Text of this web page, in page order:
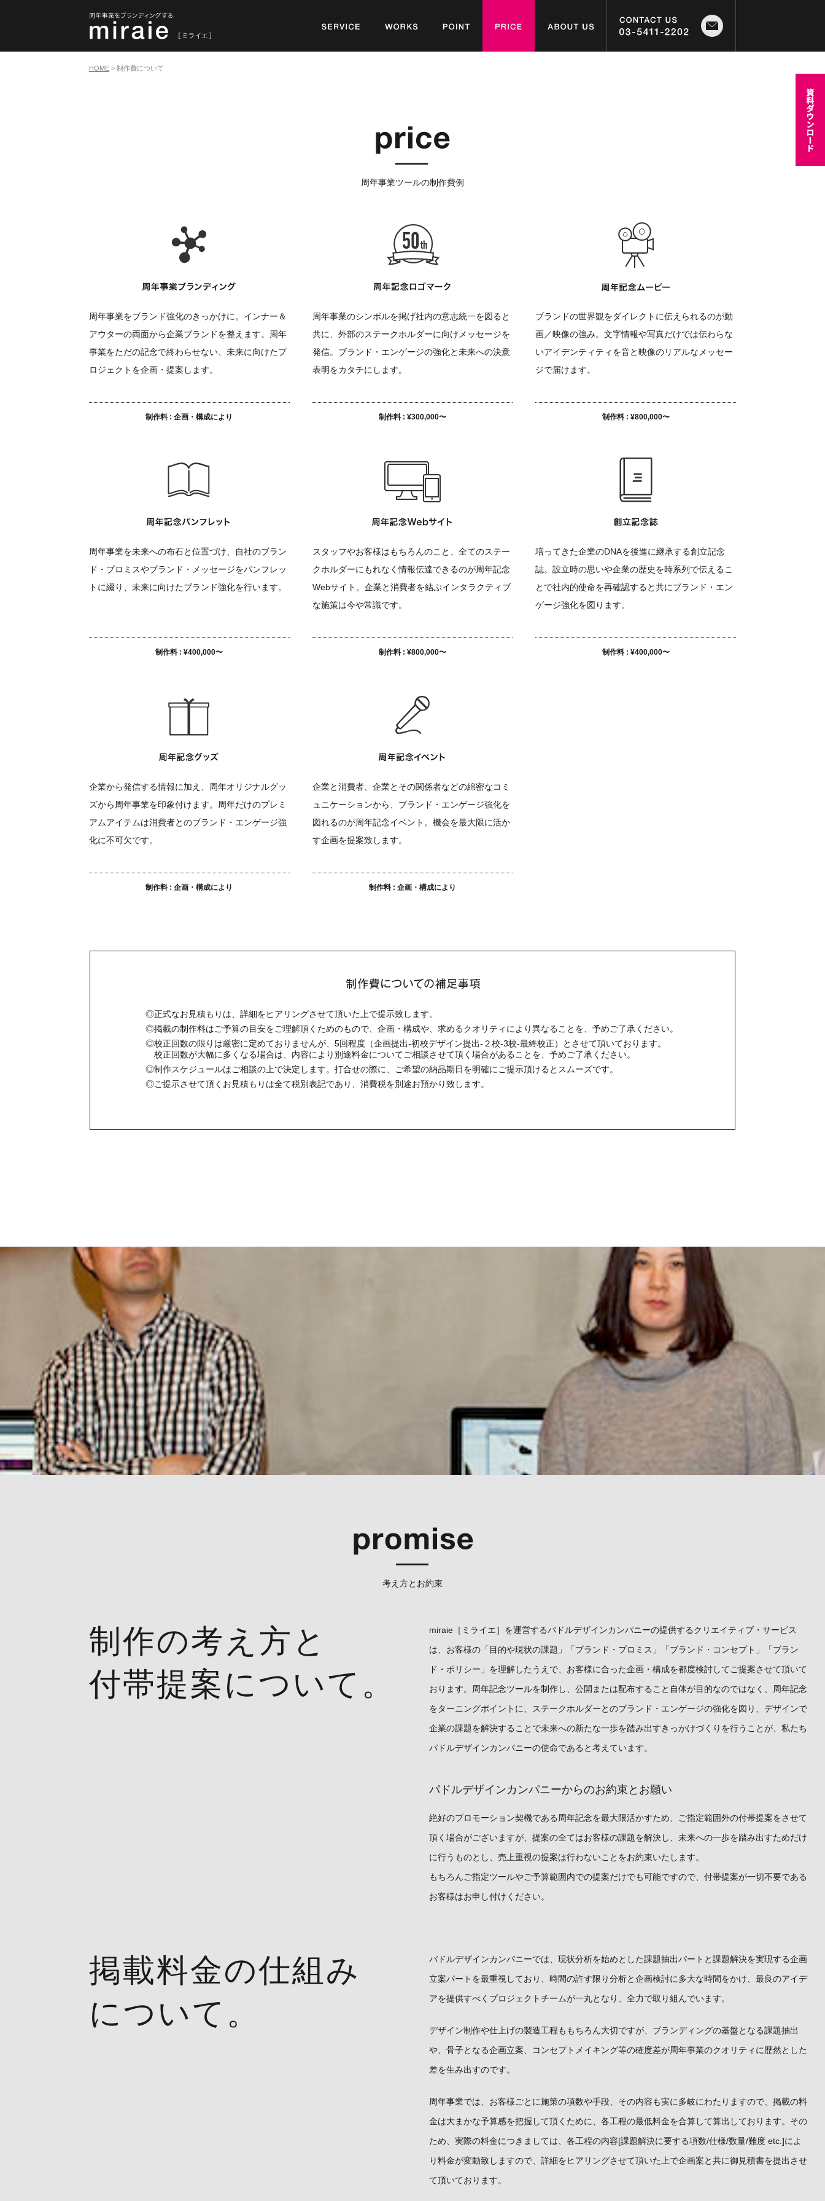
CONTACT
HOME > 制作費について
周年事業ツールの制作費例
周年事業をブランド強化のきっかけに。インナー＆
アウターの両面から企業ブランドを整えます。周年
事業をただの記念で終わらせない、未来に向けたプ
ロジェクトを企画・提案します。
制作料 : 企画・構成により
周年事業のシンボルを掲げ社内の意志統一を図ると
共に、外部のステークホルダーに向けメッセージを
発信。ブランド・エンゲージの強化と未来への決意
表明をカタチにします。
制作料 : ¥300,000〜
ブランドの世界観をダイレクトに伝えられるのが動
画／映像の強み。文字情報や写真だけでは伝わらな
いアイデンティティを音と映像のリアルなメッセー
ジで届けます。
制作料 : ¥800,000〜
周年事業を未来への布石と位置づけ、自社のブラン
ド・プロミスやブランド・メッセージをパンフレッ
トに綴り、未来に向けたブランド強化を行います。
制作料 : ¥400,000〜
スタッフやお客様はもちろんのこと、全てのステー
クホルダーにもれなく情報伝達できるのが周年記念
Webサイト。企業と消費者を結ぶインタラクティブ
な施策は今や常識です。
制作料 : ¥800,000〜
培ってきた企業のDNAを後進に継承する創立記念
誌。設立時の思いや企業の歴史を時系列で伝えるこ
とで社内的使命を再確認すると共にブランド・エン
ゲージ強化を図ります。
制作料 : ¥400,000〜
企業から発信する情報に加え、周年オリジナルグッ
ズから周年事業を印象付けます。周年だけのプレミ
アムアイテムは消費者とのブランド・エンゲージ強
化に不可欠です。
制作料 : 企画・構成により
企業と消費者、企業とその関係者などの綿密なコミ
ュニケーションから、ブランド・エンゲージ強化を
図れるのが周年記念イベント。機会を最大限に活か
す企画を提案致します。
制作料 : 企画・構成により
◎正式なお見積もりは、詳細をヒアリングさせて頂いた上で提示致します。
◎掲載の制作料はご予算の目安をご理解頂くためのもので、企画・構成や、求めるクオリティにより異なることを、予めご了承ください。
◎校正回数の限りは厳密に定めておりませんが、5回程度（企画提出-初校デザイン提出-２校-3校-最終校正）とさせて頂いております。
校正回数が大幅に多くなる場合は、内容により別途料金についてご相談させて頂く場合があることを、予めご了承ください。
◎制作スケジュールはご相談の上で決定します。打合せの際に、ご希望の納品期日を明確にご提示頂けるとスムーズです。
◎ご提示させて頂くお見積もりは全て税別表記であり、消費税を別途お預かり致します。
考え方とお約束
制作の考え方と
付帯提案について。
miraie［ミライエ］を運営するパドルデザインカンパニーの提供するクリエイティブ・サービス
は、お客様の「目的や現状の課題」「ブランド・プロミス」「ブランド・コンセプト」「ブラン
ド・ポリシー」を理解したうえで、お客様に合った企画・構成を都度検討してご提案させて頂いて
おります。周年記念ツールを制作し、公開または配布すること自体が目的なのではなく、周年記念
をターニングポイントに、ステークホルダーとのブランド・エンゲージの強化を図り、デザインで
企業の課題を解決することで未来への新たな一歩を踏み出すきっかけづくりを行うことが、私たち
パドルデザインカンパニーの使命であると考えています。
パドルデザインカンパニーからのお約束とお願い
絶好のプロモーション契機である周年記念を最大限活かすため、ご指定範囲外の付帯提案をさせて
頂く場合がございますが、提案の全てはお客様の課題を解決し、未来への一歩を踏み出すためだけ
に行うものとし、売上重視の提案は行わないことをお約束いたします。
もちろんご指定ツールやご予算範囲内での提案だけでも可能ですので、付帯提案が一切不要である
お客様はお申し付けください。
掲載料金の仕組み
について。
パドルデザインカンパニーでは、現状分析を始めとした課題抽出パートと課題解決を実現する企画
立案パートを最重視しており、時間の許す限り分析と企画検討に多大な時間をかけ、最良のアイデ
アを提供すべくプロジェクトチームが一丸となり、全力で取り組んでいます。
デザイン制作や仕上げの製造工程ももちろん大切ですが、ブランディングの基盤となる課題抽出
や、骨子となる企画立案、コンセプトメイキング等の確度差が周年事業のクオリティに歴然とした
差を生み出すのです。
周年事業では、お客様ごとに施策の項数や手段、その内容も実に多岐にわたりますので、掲載の料
金は大まかな予算感を把握して頂くために、各工程の最低料金を合算して算出しております。その
ため、実際の料金につきましては、各工程の内容[課題解決に要する項数/仕様/数量/難度 etc.]によ
り料金が変動致しますので、詳細をヒアリングさせて頂いた上で企画案と共に御見積書を提出させ
て頂いております。